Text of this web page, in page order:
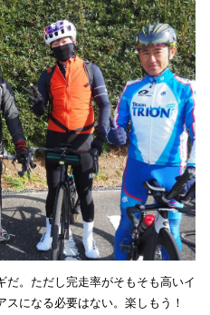
。ただし完走率がそもそも高いイ
になる必要はない。楽しもう！